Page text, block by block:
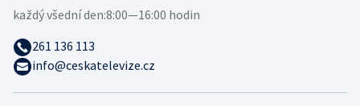
každý všední den:8:00—16:00 hodin
261 136 113
info@ceskatelevize.cz